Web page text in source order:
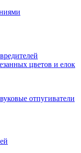
цветов и елок
отпугиватели